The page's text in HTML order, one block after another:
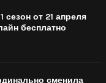
сезон от 21 апреля
бесплатно
сменила